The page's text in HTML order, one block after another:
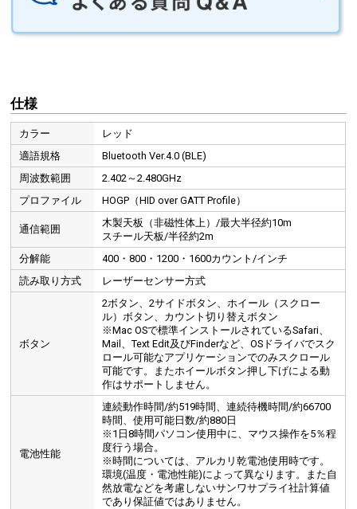
ソフトのダウンロードはこちら
仕様
カラー
レッド
適語規格
Bluetooth Ver.4.0 (BLE)
周波数範囲
2.402～2.480GHz
プロファイル
HOGP（HID over GATT Profile）
通信範囲
木製天板（非磁性体上）/最大半径約10m
スチール天板/半径約2m
分解能
400・800・1200・1600カウント/インチ
読み取り方式
レーザーセンサー方式
ボタン
2ボタン、2サイドボタン、ホイール（スクロー
ル）ボタン、カウント切り替えボタン
※Mac OSで標準インストールされているSafari、
Mail、Text Edit及びFinderなど、OSドライバでスク
ロール可能なアプリケーションでのみスクロール
可能です。またホイールボタン押し下げによる動
作はサポートしません。
電池性能
連続動作時間/約519時間、連続待機時間/約66700
時間、使用可能日数/約880日
※1日8時間パソコン使用中に、マウス操作を5％程
度行う場合。
※時間については、アルカリ乾電池使用時です。
環境(温度・電池性能)によって異なります。また自
然放電などを考慮しないサンワサプライ社計算値
であり保証値ではありません。